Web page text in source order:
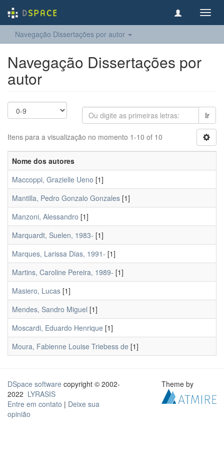
Navegação Dissertações por autor
Navegação Dissertações por
autor
Ir
Itens para a visualização no momento 1-10 of 10
Nome dos autores
Maccoppi, Grazielle Ueno [1]
Mantilla, Pedro Gonzalo Gonzales [1]
Manzoni, Alessandro [1]
Marquardt, Suelen, 1983- [1]
Marques, Larissa Dias, 1991- [1]
Martins, Caroline Pereira, 1989- [1]
Masiero, Lucas [1]
Mendes, Sandro Miguel [1]
Moscardi, Eduardo Henrique [1]
Moura, Fabienne Louise Triebess de [1]
DSpace software copyright © 2002-
2022 LYRASIS
Entre em contato | Deixe sua
opinião
Theme by